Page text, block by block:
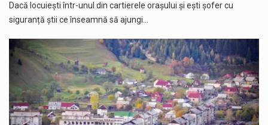
Dacă locuiești într-unul din cartierele orașului și ești șofer cu
siguranță știi ce înseamnă să ajungi…